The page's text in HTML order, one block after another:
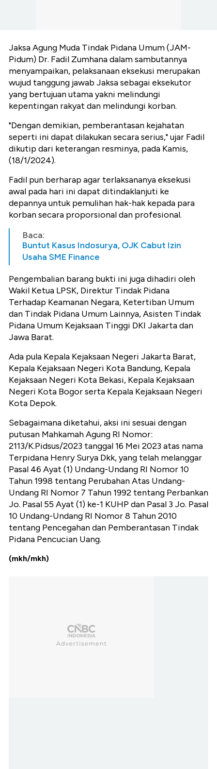
Jaksa Agung Muda Tindak Pidana Umum (JAM-
Pidum) Dr. Fadil Zumhana dalam sambutannya
menyampaikan, pelaksanaan eksekusi merupakan
wujud tanggung jawab Jaksa sebagai eksekutor
yang bertujuan utama yakni melindungi
kepentingan rakyat dan melindungi korban.
"Dengan demikian, pemberantasan kejahatan
seperti ini dapat dilakukan secara serius," ujar Fadil
dikutip dari keterangan resminya, pada Kamis,
(18/1/2024).
Fadil pun berharap agar terlaksananya eksekusi
awal pada hari ini dapat ditindaklanjuti ke
depannya untuk pemulihan hak-hak kepada para
korban secara proporsional dan profesional.
Baca:
Buntut Kasus Indosurya, OJK Cabut Izin
Usaha SME Finance
Pengembalian barang bukti ini juga dihadiri oleh
Wakil Ketua LPSK, Direktur Tindak Pidana
Terhadap Keamanan Negara, Ketertiban Umum
dan Tindak Pidana Umum Lainnya, Asisten Tindak
Pidana Umum Kejaksaan Tinggi DKI Jakarta dan
Jawa Barat.
Ada pula Kepala Kejaksaan Negeri Jakarta Barat,
Kepala Kejaksaan Negeri Kota Bandung, Kepala
Kejaksaan Negeri Kota Bekasi, Kepala Kejaksaan
Negeri Kota Bogor serta Kepala Kejaksaan Negeri
Kota Depok.
Sebagaimana diketahui, aksi ini sesuai dengan
putusan Mahkamah Agung RI Nomor:
2113/K.Pidsus/2023 tanggal 16 Mei 2023 atas nama
Terpidana Henry Surya Dkk, yang telah melanggar
Pasal 46 Ayat (1) Undang-Undang RI Nomor 10
Tahun 1998 tentang Perubahan Atas Undang-
Undang RI Nomor 7 Tahun 1992 tentang Perbankan
Jo. Pasal 55 Ayat (1) ke-1 KUHP dan Pasal 3 Jo. Pasal
10 Undang-Undang RI Nomor 8 Tahun 2010
tentang Pencegahan dan Pemberantasan Tindak
Pidana Pencucian Uang.
(mkh/mkh)